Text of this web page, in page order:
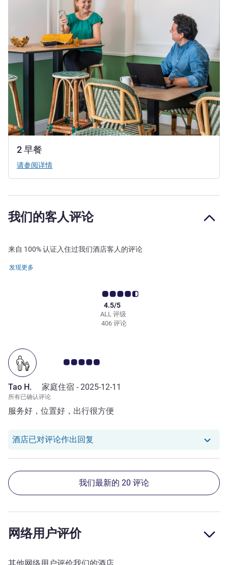
2 早餐
请参阅详情
我们的客人评论
来自 100% 认证入住过我们酒店客人的评论
发现更多
ALL 评级
4.5/5
406 评论
客户意见评级 5.0/5
Tao H. 家庭住宿 - 2025-12-11
所有已确认评论
服务好，位置好，出行很方便
酒店已对评论作出回复 我们酒店已对 Tao H. 的评论作出回复
我们最新的 20 评论
网络用户评价